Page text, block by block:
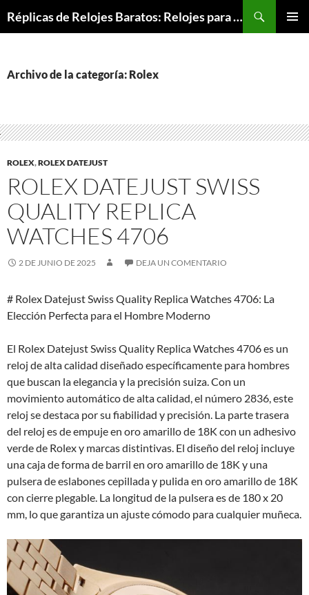
Réplicas de Relojes Baratos: Relojes para Todos los Bolsillos, Relojes de Lujo a Precios Bajos
Archivo de la categoría: Rolex
ROLEX,ROLEX DATEJUST
ROLEX DATEJUST SWISS
QUALITY REPLICA
WATCHES 4706
2 DE JUNIO DE 2025 DEJA UN COMENTARIO
# Rolex Datejust Swiss Quality Replica Watches 4706: La
Elección Perfecta para el Hombre Moderno
El Rolex Datejust Swiss Quality Replica Watches 4706 es un
reloj de alta calidad diseñado específicamente para hombres
que buscan la elegancia y la precisión suiza. Con un
movimiento automático de alta calidad, el número 2836, este
reloj se destaca por su fiabilidad y precisión. La parte trasera
del reloj es de empuje en oro amarillo de 18K con un adhesivo
verde de Rolex y marcas distintivas. El diseño del reloj incluye
una caja de forma de barril en oro amarillo de 18K y una
pulsera de eslabones cepillada y pulida en oro amarillo de 18K
con cierre plegable. La longitud de la pulsera es de 180 x 20
mm, lo que garantiza un ajuste cómodo para cualquier muñeca.